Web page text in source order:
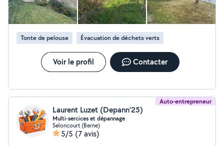
mon métier au quotidien , avec moi vous aurez pleine
satisfaction d'un travail bien réalisé, propre et ordonné,
mais surtout de qualité . J'ai tout le matériel nécessaire !
Et réparation trottinette électrique avec achat pneu et
pièces avec montage et retouche peinture et peinture
complète, et rachat trontinette a réparés
Tonte de pelouse Évacuation de déchets verts
Voir le profil Contacter
Auto-entrepreneur
Laurent Luzet (Depann'25)
Multi-sercices et dépannage
Seloncourt (Berne)
5/5 (7 avis)